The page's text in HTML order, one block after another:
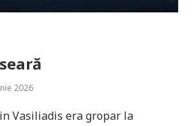
2026
Vasiliadis era gropar la